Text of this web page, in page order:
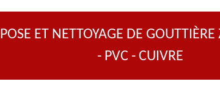
POSE ET NETTOYAGE DE GOUTTIÈRE
- PVC - CUIVRE